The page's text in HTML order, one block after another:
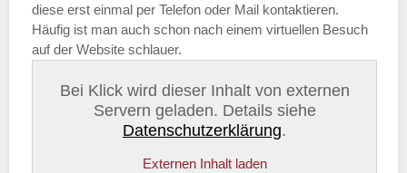
diese erst einmal per Telefon oder Mail kontaktieren.
Häufig ist man auch schon nach einem virtuellen Besuch
auf der Website schlauer.
Bei Klick wird dieser Inhalt von externen
Servern geladen. Details siehe
Datenschutzerklärung.
Externen Inhalt laden